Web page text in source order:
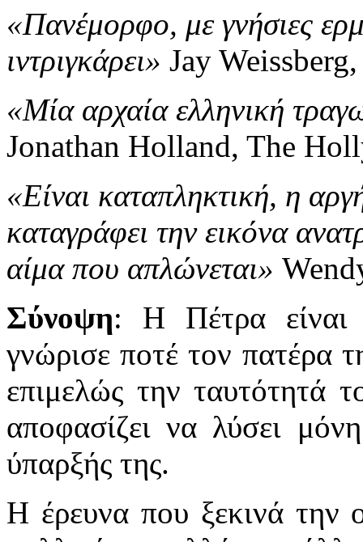
«Πανέμορφο, με γνήσιες
ιντριγκάρει» Jay
«Μία αρχαία ελληνική
Jonathan Holland, The
«Είναι καταπληκτική, η
καταγράφει την εικόνα
αίμα που απλώνεται»
Σύνοψη: Η Πέτρα
γνώρισε ποτέ τον πατέρα
επιμελώς την ταυτότητά
αποφασίζει να λύσει
ύπαρξής της.
Η έρευνα που ξεκινά την